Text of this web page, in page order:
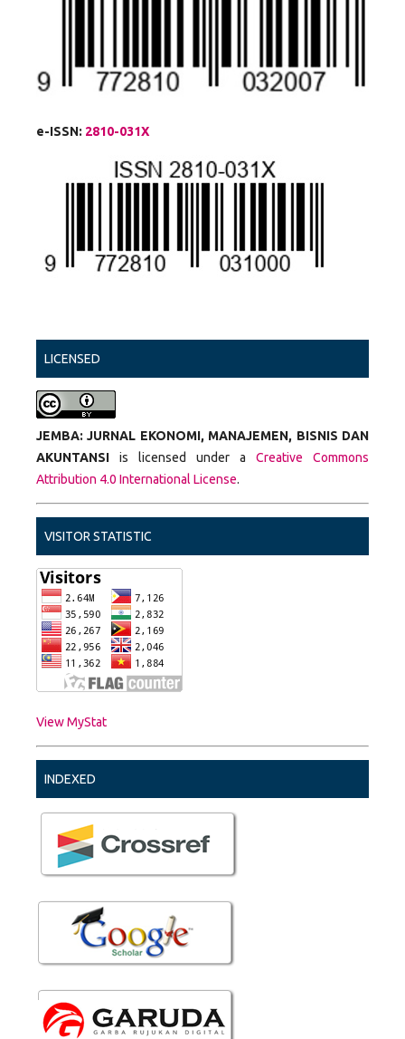
e-ISSN: 2810-031X
LICENSED
JEMBA: JURNAL EKONOMI, MANAJEMEN, BISNIS DAN
AKUNTANSIis licensed under aCreative Commons
Attribution 4.0 International License.
VISITOR STATISTIC
View MyStat
INDEXED